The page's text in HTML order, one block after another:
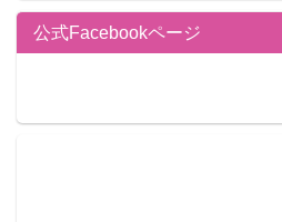
公式Facebookページ